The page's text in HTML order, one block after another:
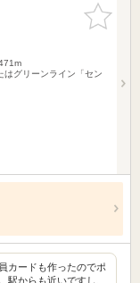
お気に入
りに追加
はグリーンライン「セン
カードも作ったのでポ
駅からも近いですし、